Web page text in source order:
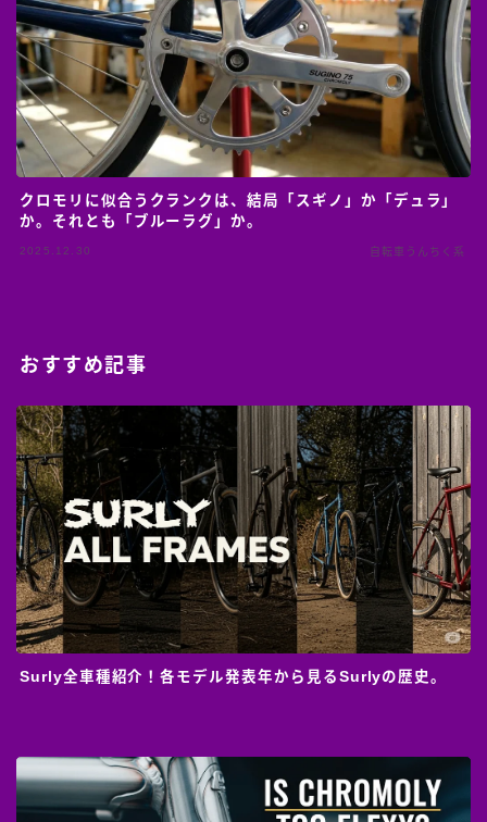
クロモリに似合うクランクは、結局「スギノ」か「デュラ」
か。それとも「ブルーラグ」か。
2025.12.30 自転車うんちく系
おすすめ記事
Surly全車種紹介！各モデル発表年から見るSurlyの歴史。